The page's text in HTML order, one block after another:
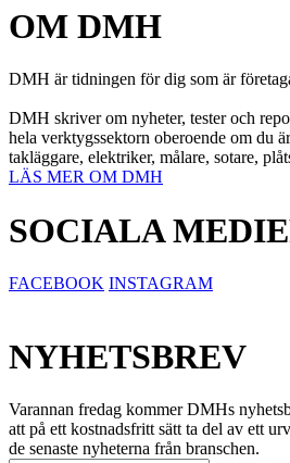
OM DMH
DMH är tidningen för dig som är
DMH skriver om nyheter, tester och
hela verktygssektorn oberoende om du
takläggare, elektriker, målare, sotare,
LÄS MER OM DMH
SOCIALA
FACEBOOK INSTAGRAM
NYHETSBREV
Varannan fredag kommer DMHs
att på ett kostnadsfritt sätt ta del av ett
de senaste nyheterna från branschen.